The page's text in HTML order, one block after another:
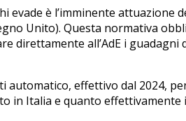
evade è l’imminente attuazione
Unito). Questa normativa
direttamente all’AdE i
automatico, effettivo dal 2024,
in Italia e quanto effettivamente